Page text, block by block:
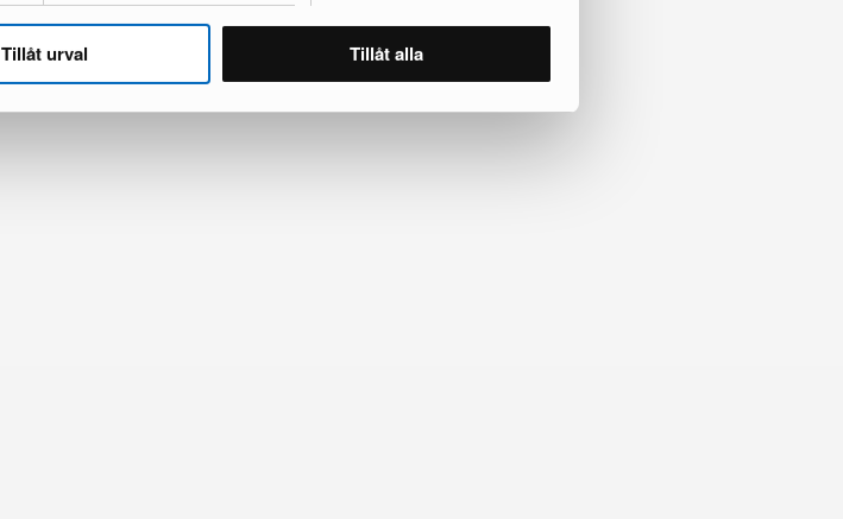
Tillåt urval Tillåt alla